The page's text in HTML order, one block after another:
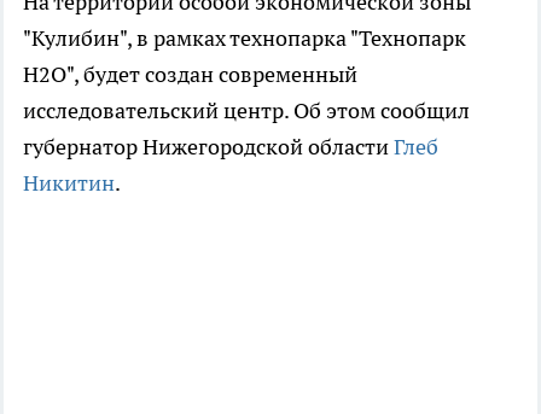
"Кулибин", в рамках технопарка "Технопарк
Н2О", будет создан современный
исследовательский центр. Об этом сообщил
губернатор Нижегородской областиГлеб
Никитин.